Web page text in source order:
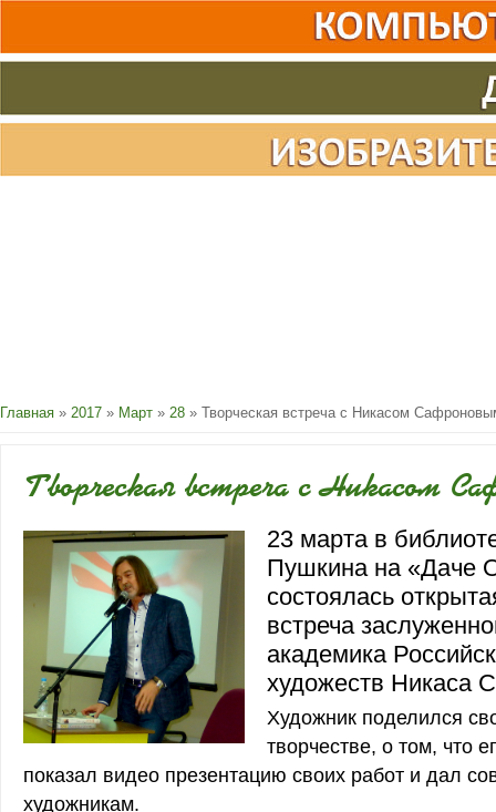
Главная » 2017 » Март » 28 » Творческая встреча с Никасом
Творческая встреча с Никасом
23 марта в
Пушкина на «Даче
состоялась
встреча
академика
художеств Никаса
Художник поделился
творчестве, о том, что
показал видео презентацию своих работ и дал
художникам.